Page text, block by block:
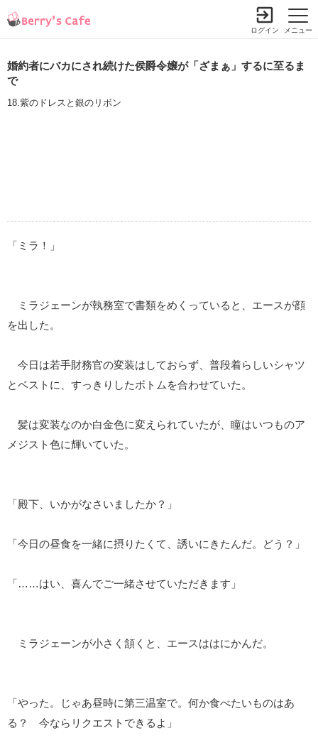
メニュー
ログイン
婚約者にバカにされ続けた侯爵令嬢が「ざまぁ」するに至るま
で
18.紫のドレスと銀のリボン
「ミラ！」
ミラジェーンが執務室で書類をめくっていると、エースが顔
を出した。
今日は若手財務官の変装はしておらず、普段着らしいシャツ
とベストに、すっきりしたボトムを合わせていた。
髪は変装なのか白金色に変えられていたが、瞳はいつものア
メジスト色に輝いていた。
「殿下、いかがなさいましたか？」
「今日の昼食を一緒に摂りたくて、誘いにきたんだ。どう？」
「……はい、喜んでご一緒させていただきます」
ミラジェーンが小さく頷くと、エースははにかんだ。
「やった。じゃあ昼時に第三温室で。何か食べたいものはあ
る？ 今ならリクエストできるよ」